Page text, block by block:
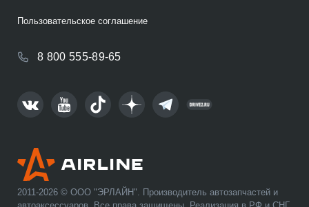
2011-2026 © ООО "ЭРЛАЙН". Производитель автозапчастей и
автоаксессуаров. Все права защищены. Реализация в РФ и СНГ.
8 800 555-89-65
Пользовательское соглашение